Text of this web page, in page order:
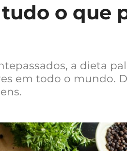
o que
a dieta
em todo o mundo.